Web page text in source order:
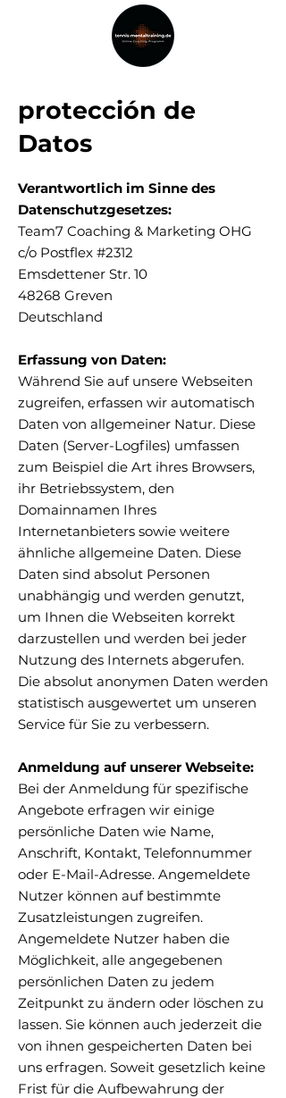
protección de
Datos
Verantwortlich im Sinne des
Datenschutzgesetzes:
Team7 Coaching & Marketing OHG
c/o Postflex #2312
Emsdettener Str. 10
48268 Greven
Deutschland
Erfassung von Daten:
Während Sie auf unsere Webseiten
zugreifen, erfassen wir automatisch
Daten von allgemeiner Natur. Diese
Daten (Server-Logfiles) umfassen
zum Beispiel die Art ihres Browsers,
ihr Betriebssystem, den
Domainnamen Ihres
Internetanbieters sowie weitere
ähnliche allgemeine Daten. Diese
Daten sind absolut Personen
unabhängig und werden genutzt,
um Ihnen die Webseiten korrekt
darzustellen und werden bei jeder
Nutzung des Internets abgerufen.
Die absolut anonymen Daten werden
statistisch ausgewertet um unseren
Service für Sie zu verbessern.
Anmeldung auf unserer Webseite:
Bei der Anmeldung für spezifische
Angebote erfragen wir einige
persönliche Daten wie Name,
Anschrift, Kontakt, Telefonnummer
oder E-Mail-Adresse. Angemeldete
Nutzer können auf bestimmte
Zusatzleistungen zugreifen.
Angemeldete Nutzer haben die
Möglichkeit, alle angegebenen
persönlichen Daten zu jedem
Zeitpunkt zu ändern oder löschen zu
lassen. Sie können auch jederzeit die
von ihnen gespeicherten Daten bei
uns erfragen. Soweit gesetzlich keine
Frist für die Aufbewahrung der